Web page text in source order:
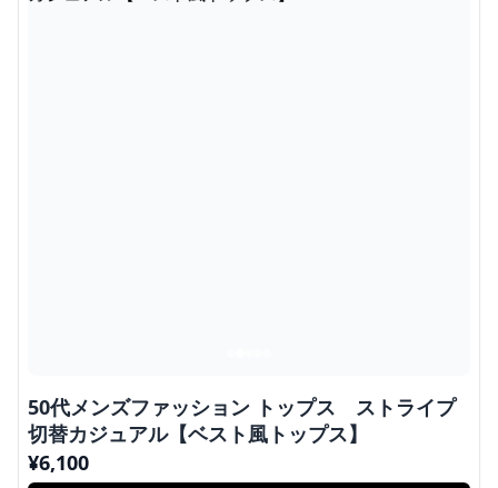
50代メンズファッション トップス ストライプ
切替カジュアル【ベスト風トップス】
¥6,100